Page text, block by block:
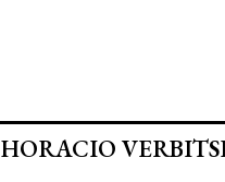
HORACIO